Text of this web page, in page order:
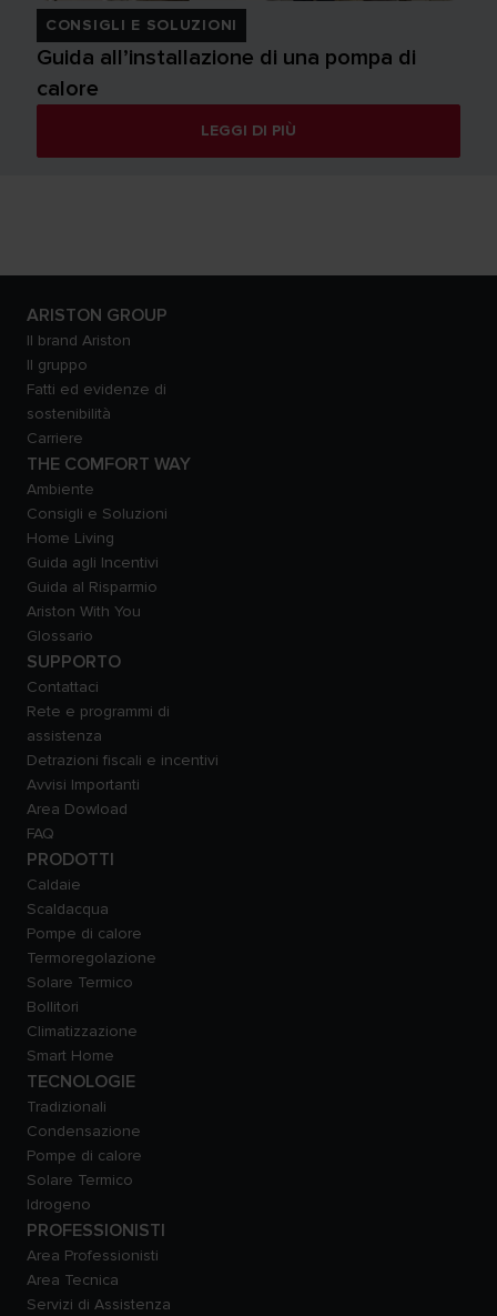
CONSIGLI E SOLUZIONI
Guida all’installazione di una pompa di
calore
LEGGI DI PIÙ
ARISTON GROUP
Il brand Ariston
Il gruppo
Fatti ed evidenze di
sostenibilità
Carriere
THE COMFORT WAY
Ambiente
Consigli e Soluzioni
Home Living
Guida agli Incentivi
Guida al Risparmio
Ariston With You
Glossario
SUPPORTO
Contattaci
Rete e programmi di
assistenza
Detrazioni fiscali e incentivi
Avvisi Importanti
Area Dowload
FAQ
PRODOTTI
Caldaie
Scaldacqua
Pompe di calore
Termoregolazione
Solare Termico
Bollitori
Climatizzazione
Smart Home
TECNOLOGIE
Tradizionali
Condensazione
Pompe di calore
Solare Termico
Idrogeno
PROFESSIONISTI
Area Professionisti
Area Tecnica
Servizi di Assistenza